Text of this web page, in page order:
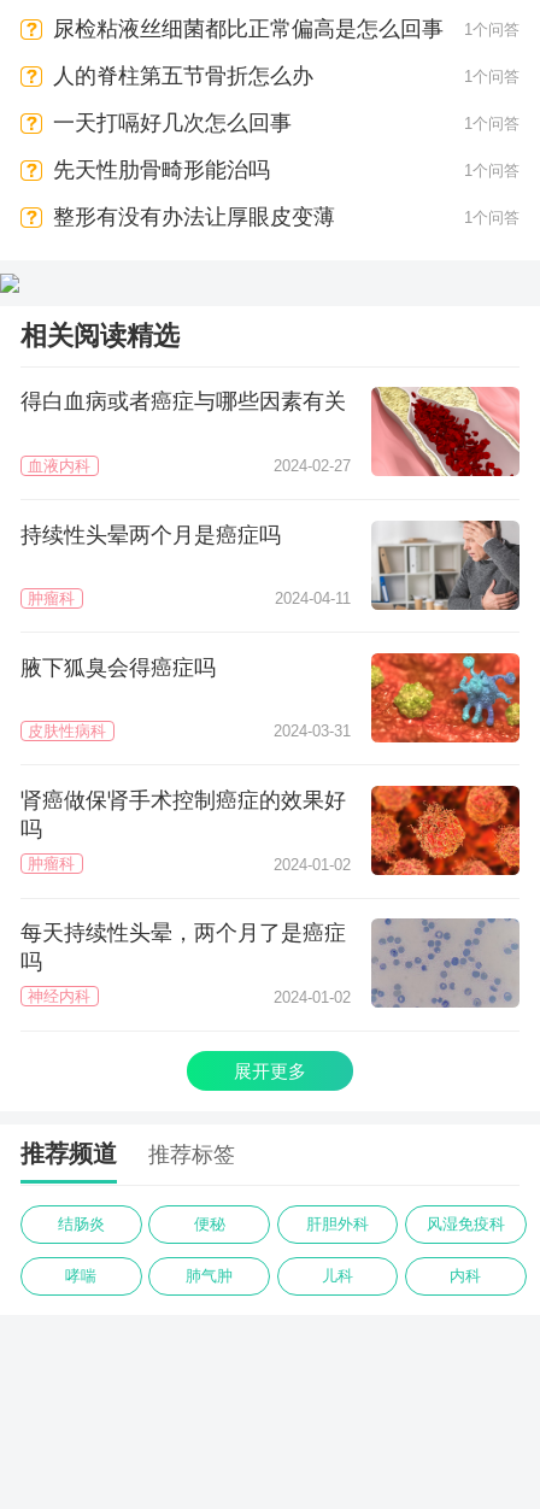
尿检粘液丝细菌都比正常偏高是怎么回事 1个问答
人的脊柱第五节骨折怎么办 1个问答
一天打嗝好几次怎么回事 1个问答
先天性肋骨畸形能治吗 1个问答
整形有没有办法让厚眼皮变薄 1个问答
相关阅读精选
得白血病或者癌症与哪些因素有关
血液内科 2024-02-27
持续性头晕两个月是癌症吗
肿瘤科 2024-04-11
腋下狐臭会得癌症吗
皮肤性病科 2024-03-31
肾癌做保肾手术控制癌症的效果好
吗
肿瘤科 2024-01-02
每天持续性头晕，两个月了是癌症
吗
神经内科 2024-01-02
展开更多
推荐频道 推荐标签
结肠炎 便秘 肝胆外科 风湿免疫科
哮喘 肺气肿 儿科 内科